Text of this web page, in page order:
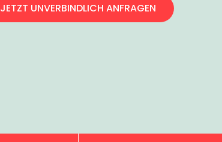
JETZT UNVERBINDLICH ANFRAGEN